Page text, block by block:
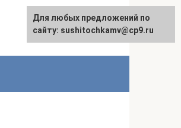
Для любых предложений по
сайту: podgeludka@cp9.ru
Для любых предложений по
сайту: sushitochkamv@cp9.ru